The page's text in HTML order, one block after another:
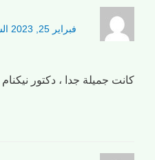
فبراير 25, 2023 الساعة 7:55 م
كانت جميلة جدا ، دكتور نيكنام